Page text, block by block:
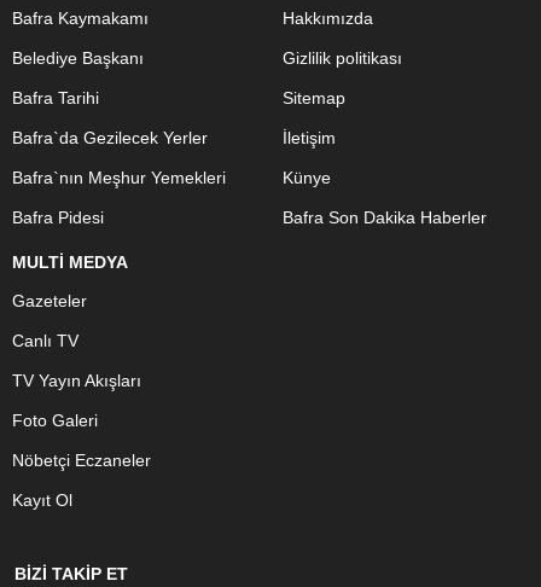
Bafra Kaymakamı
Belediye Başkanı
Bafra Tarihi
Bafra`da Gezilecek Yerler
Bafra`nın Meşhur Yemekleri
Bafra Pidesi
Hakkımızda
Gizlilik politikası
Sitemap
İletişim
Künye
Bafra Son Dakika Haberler
MULTİ MEDYA
Gazeteler
Canlı TV
TV Yayın Akışları
Foto Galeri
Nöbetçi Eczaneler
Kayıt Ol
BİZİ TAKİP ET